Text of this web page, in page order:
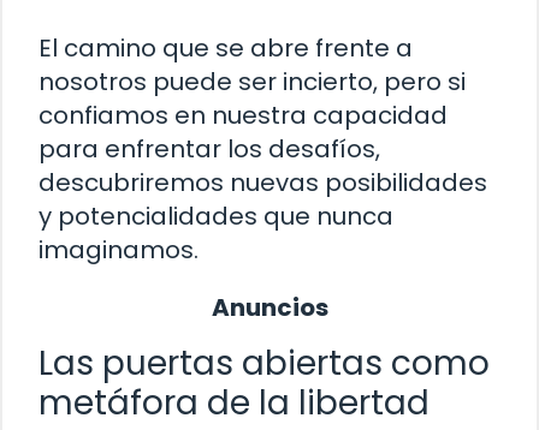
El camino que se abre frente a
nosotros puede ser incierto, pero si
confiamos en nuestra capacidad
para enfrentar los desafíos,
descubriremos nuevas posibilidades
y potencialidades que nunca
imaginamos.
Anuncios
Las puertas abiertas como
metáfora de la libertad